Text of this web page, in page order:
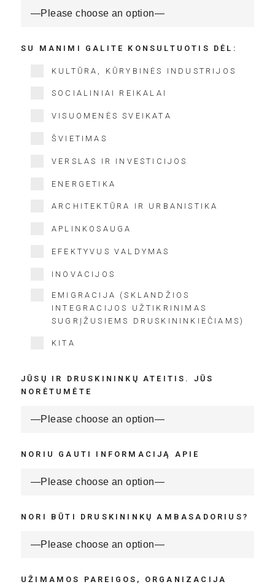
SU MANIMI GALITE KONSULTUOTIS DĖL:
KULTŪRA, KŪRYBINĖS INDUSTRIJOS
SOCIALINIAI REIKALAI
VISUOMENĖS SVEIKATA
ŠVIETIMAS
VERSLAS IR INVESTICIJOS
ENERGETIKA
ARCHITEKTŪRA IR URBANISTIKA
APLINKOSAUGA
EFEKTYVUS VALDYMAS
INOVACIJOS
EMIGRACIJA (SKLANDŽIOS
INTEGRACIJOS UŽTIKRINIMAS
SUGRĮŽUSIEMS DRUSKININKIEČIAMS)
KITA
JŪSŲ IR DRUSKININKŲ ATEITIS. JŪS
NORĖTUMĖTE
NORIU GAUTI INFORMACIJĄ APIE
NORI BŪTI DRUSKININKŲ AMBASADORIUS?
UŽIMAMOS PAREIGOS, ORGANIZACIJA